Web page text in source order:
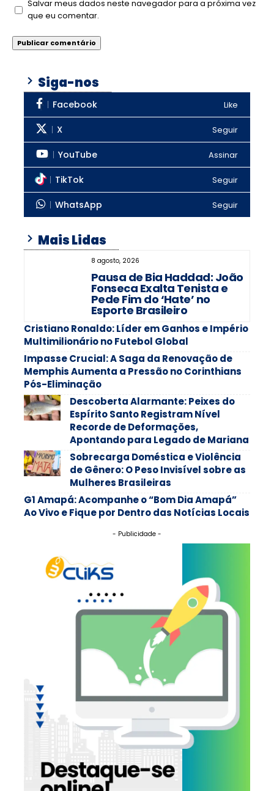
Salvar meus dados neste navegador para a próxima vez
que eu comentar.
Siga-nos
Facebook Like
X Seguir
YouTube Assinar
TikTok Seguir
WhatsApp Seguir
Mais Lidas
8 agosto, 2026
Pausa de Bia Haddad: João
Fonseca Exalta Tenista e
Pede Fim do ‘Hate’ no
Esporte Brasileiro
Cristiano Ronaldo: Líder em Ganhos e Império
Multimilionário no Futebol Global
Impasse Crucial: A Saga da Renovação de
Memphis Aumenta a Pressão no Corinthians
Pós-Eliminação
Descoberta Alarmante: Peixes do
Espírito Santo Registram Nível
Recorde de Deformações,
Apontando para Legado de Mariana
Sobrecarga Doméstica e Violência
de Gênero: O Peso Invisível sobre as
Mulheres Brasileiras
G1 Amapá: Acompanhe o “Bom Dia Amapá”
Ao Vivo e Fique por Dentro das Notícias Locais
- Publicidade -